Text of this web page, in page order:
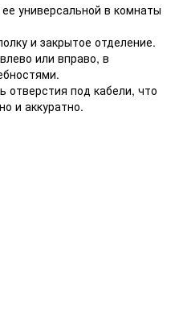
универсальной в комнаты
и закрытое отделение.
или вправо, в
отверстия под кабели, что
и аккуратно.